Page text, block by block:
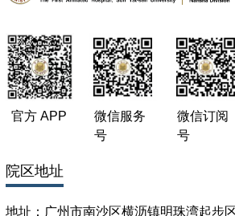
式，并积累了数千例患者的治疗经验，
新与国内外治疗指南（如：美国NCCN
洲ESMO肿瘤临床
科学研究
1.深入开展胃癌基础研究和临床研究，
究，研究成果获2005年度中华医学会医
官方 APP
微信服务
号
微信订阅
号
院区地址
地址：广州市南沙区横沥镇明珠湾起步